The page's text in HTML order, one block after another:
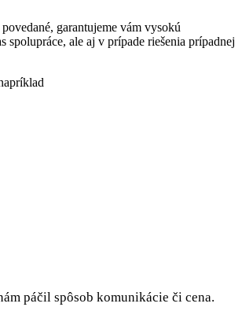
garantujeme vám vysokú
ale aj v prípade riešenia prípadnej
páčil spôsob komunikácie či cena.